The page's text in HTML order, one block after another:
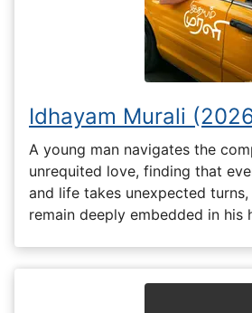
Idhayam Murali
A young man navigates the
unrequited love, finding that
and life takes unexpected
remain deeply embedded in his